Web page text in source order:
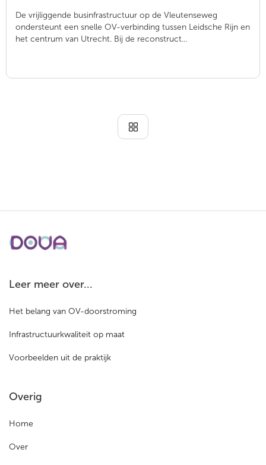
De vrijliggende businfrastructuur op de Vleutenseweg
ondersteunt een snelle OV-verbinding tussen Leidsche Rijn en
het centrum van Utrecht. Bij de reconstruct...
Leer meer over...
Het belang van OV-doorstroming
Infrastructuurkwaliteit op maat
Voorbeelden uit de praktijk
Overig
Home
Over